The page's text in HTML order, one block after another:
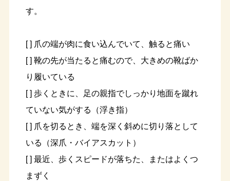
す。
[ ] 爪の端が肉に食い込んでいて、触ると痛い
[ ] 靴の先が当たると痛むので、大きめの靴ばか
り履いている
[ ] 歩くときに、足の親指でしっかり地面を蹴れ
ていない気がする（浮き指）
[ ] 爪を切るとき、端を深く斜めに切り落として
いる（深爪・バイアスカット）
[ ] 最近、歩くスピードが落ちた、またはよくつ
まずく